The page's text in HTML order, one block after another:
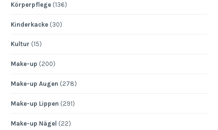
Körperpflege (136)
Kinderkacke (30)
Kultur (15)
Make-up (200)
Make-up Augen (278)
Make-up Lippen (291)
Make-up Nägel (22)